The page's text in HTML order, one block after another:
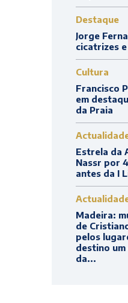
Destaque
Jorge
cicatrizes
Cultura
Francisco
em
da Praia
Estrela da
Nassr por
antes da I
Madeira:
de
pelos
destino
da...